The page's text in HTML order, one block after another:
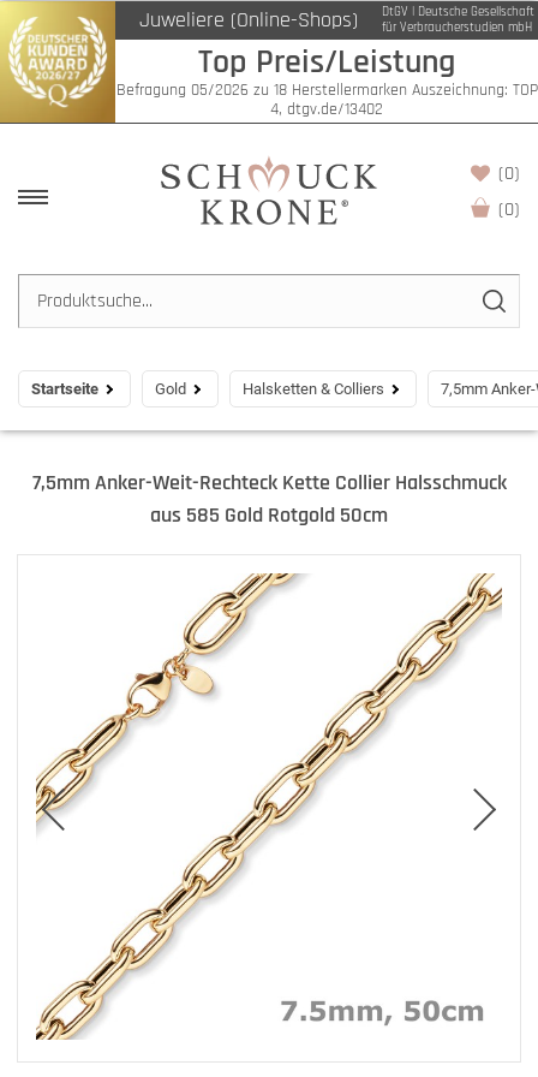
Juweliere (Online-Shops)
DtGV | Deutsche Gesellschaft
für Verbraucherstudien mbH
Top Preis/Leistung
Befragung 05/2026 zu 18 Herstellermarken Auszeichnung: TOP
4, dtgv.de/13402
(0)
(0)
Startseite Gold Halsketten & Colliers 7,5mm
7,5mm Anker-Weit-Rechteck Kette Collier Halsschmuck
aus 585 Gold Rotgold 50cm